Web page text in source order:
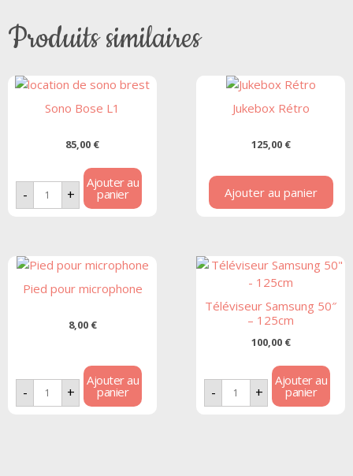
Produits similaires
Sono Bose L1
85,00 €
- +
Ajouter au
panier
Jukebox Rétro
125,00 €
Ajouter au panier
Pied pour microphone
8,00 €
- +
Ajouter au
panier
Téléviseur Samsung 50″
– 125cm
100,00 €
- +
Ajouter au
panier